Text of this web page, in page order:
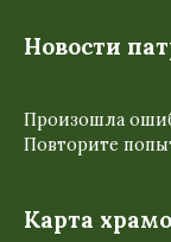
Новости
Произошла
Повторите
Карта